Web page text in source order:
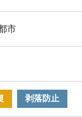
市
剥落防止